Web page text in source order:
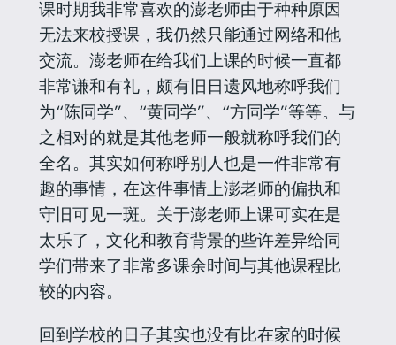
课时期我非常喜欢的澎老师由于种种原因
无法来校授课，我仍然只能通过网络和他
交流。澎老师在给我们上课的时候一直都
非常谦和有礼，颇有旧日遗风地称呼我们
为“陈同学”、“黄同学”、“方同学”等等。与
之相对的就是其他老师一般就称呼我们的
全名。其实如何称呼别人也是一件非常有
趣的事情，在这件事情上澎老师的偏执和
守旧可见一斑。关于澎老师上课可实在是
太乐了，文化和教育背景的些许差异给同
学们带来了非常多课余时间与其他课程比
较的内容。
回到学校的日子其实也没有比在家的时候